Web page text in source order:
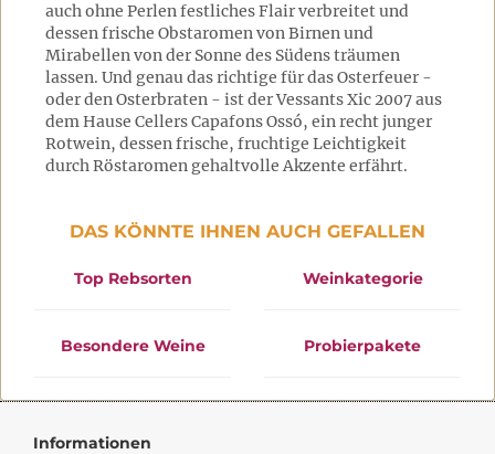
auch ohne Perlen festliches Flair verbreitet und
dessen frische Obstaromen von Birnen und
Mirabellen von der Sonne des Südens träumen
lassen. Und genau das richtige für das Osterfeuer -
oder den Osterbraten - ist der Vessants Xic 2007 aus
dem Hause Cellers Capafons Ossó, ein recht junger
Rotwein, dessen frische, fruchtige Leichtigkeit
durch Röstaromen gehaltvolle Akzente erfährt.
DAS KÖNNTE IHNEN AUCH GEFALLEN
Top Rebsorten Weinkategorie
Besondere Weine Probierpakete
Informationen